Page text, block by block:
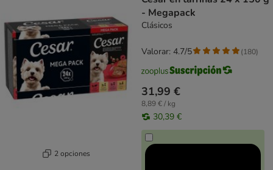
2 opciones
- Megapack
Clásicos
31,99 €
8,89 € / kg
30,39 €
Valorar: 4.7/5 (180)